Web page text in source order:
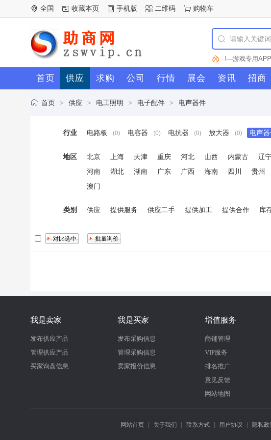
全国 收藏本页 手机版 二维码 购物车
!—游戏专用
94
!—游戏专用
84
!—游戏专用
游戏专用
专用
P77777752237
282694426
!—游
!—游戏专
75982
!—游戏专
2
!—游戏专用
3
!—游戏专用
游戏专用
戏专用
戏专用
用
用
首页 供应 求购 公司 行情 展会 资讯 招商
首页 > 供应 > 电工照明 > 电子配件 > 电声器件
行业 电路板 (0) 电容器 (0) 电抗器 (0) 放大器 (0) 电声
地区 北京 上海 天津 重庆 河北 山西 内蒙古 辽
河南
湖北 湖南 广东 广西 海南 四川 贵州
澳门
类别 供应 提供服务 供应二手 提供加工 提供合作 库
我是卖家
发布供应产品
管理供应产品
买家询盘信息
我是买家
发布采购信息
管理采购信息
卖家报价信息
增值服务
商铺管理
VIP服务
排名推广
意见反馈
网站地图
网站首页| 关于我们 联系方式| 用户协议 隐私政